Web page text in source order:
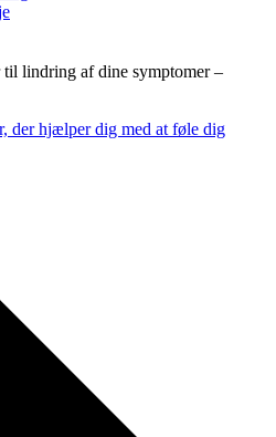
lindring af dine symptomer –
der hjælper dig med at føle dig